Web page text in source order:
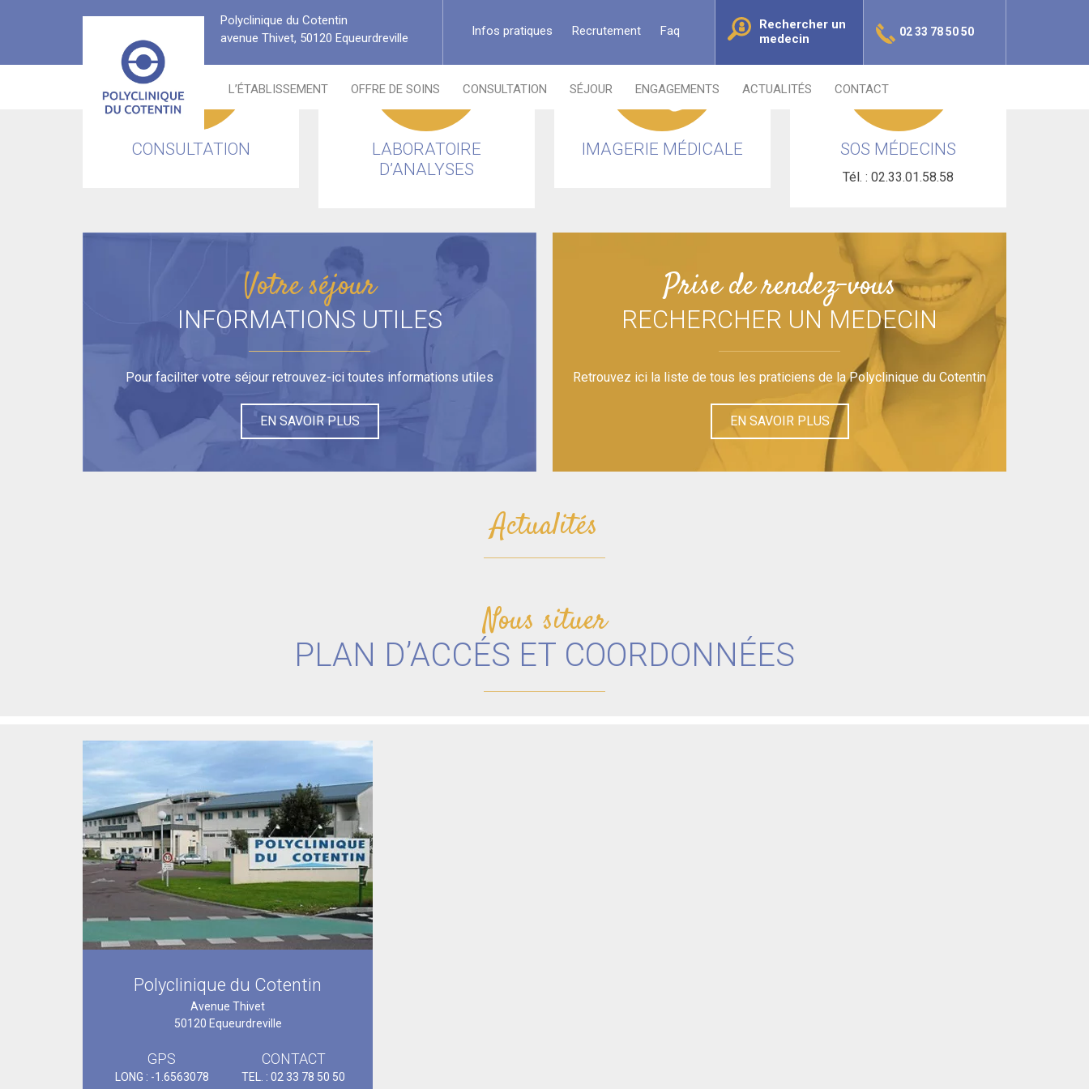
Polyclinique du Cotentin
avenue Thivet, 50120 Equeurdreville
Infos pratiques Recrutement Faq
Rechercher un
medecin
02 33 78 50 50
L’ÉTABLISSEMENT OFFRE DE SOINS CONSULTATION SÉJOUR ENGAGEMENTS ACTUALITÉS CONTACT
CONSULTATION
LABORATOIRE
D’ANALYSES
IMAGERIE MÉDICALE SOS MÉDECINS
Tél. : 02.33.01.58.58
Votre séjour
INFORMATIONS UTILES
Pour faciliter votre séjour retrouvez-ici toutes informations utiles
EN SAVOIR PLUS
Prise de rendez-vous
RECHERCHER UN MEDECIN
Retrouvez ici la liste de tous les praticiens de la Polyclinique du Cotentin
EN SAVOIR PLUS
Actualités
Nous situer
PLAN D’ACCÉS ET COORDONNÉES
Polyclinique du Cotentin
Avenue Thivet
50120 Equeurdreville
GPS
LONG : -1.6563078
CONTACT
TEL. : 02 33 78 50 50